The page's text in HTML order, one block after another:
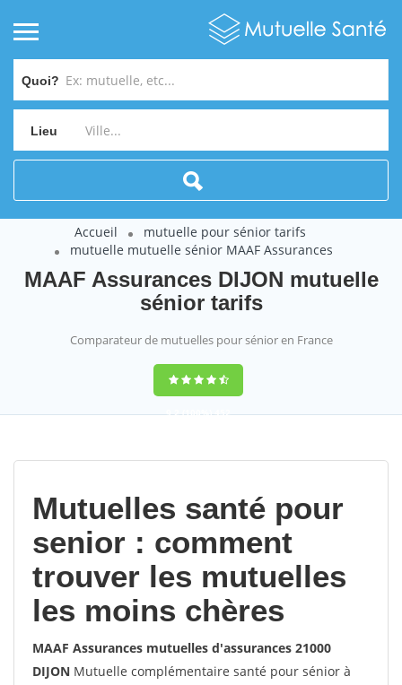
Quoi?
Lieu
Accueil
mutuelle pour sénior tarifs
mutuelle mutuelle sénior MAAF Assurances
MAAF Assurances DIJON mutuelle
sénior tarifs
Comparateur de mutuelles pour sénior en France
9,2(100%)452
Mutuelles santé pour
senior : comment
trouver les mutuelles
les moins chères
MAAF Assurances mutuelles d'assurances 21000
DIJON Mutuelle complémentaire santé pour sénior à